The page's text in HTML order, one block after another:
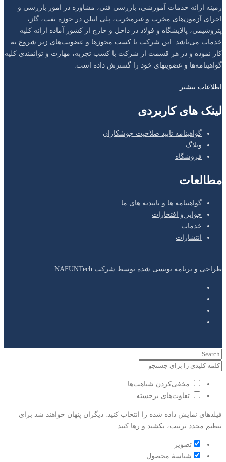
زمینه ارائه خدمات آموزشی، بازرسی فنی، مشاوره در امور بازرسی و
اجرای آزمون‌های مخرب و غیر‌مخرب، پلی اتیلن در حوزه نفت، گاز،
پتروشیمی، پالایشگاه و فولاد در داخل و خارج از کشور آماده ارائه کلیه
خدمات می‌باشد. این شرکت با کسب مجوزها و عضویت‌های زیر شروع به
کار نموده و در هر قسمت از شرکت با کسب تجربه، مهارت و توانمندی کلیه
گواهینامه‌ها و عضویتهای خود را گسترش داده است.
اطلاعات بیشتر
لینک های کاربردی
گواهینامه تایید صلاحیت جوشکاران
وبلاگ
فروشگاه
مطالعات
گواهینامه ها و تاییدیه های ما
جوایز و افتخارات
خدمات
انتشارات
طراحی و برنامه نویسی شده توسط شرکت NAFUNTech
مخفی‌کردن شباهت‌ها
تفاوت‌های برجسته
فیلدهای نمایش داده شده را انتخاب کنید. دیگران پنهان خواهند شد برای
تنظیم مجدد ترتیب، بکشید و رها کنید.
تصویر
شناسۀ محصول